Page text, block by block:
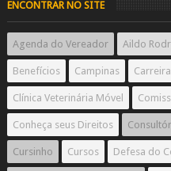
ENCONTRAR NO SITE
Agenda do Vereador Aildo
Benefícios Campinas Carreira
Clínica Veterinária Móvel
Conheça seus Direitos
Cursinho Cursos Defesa do